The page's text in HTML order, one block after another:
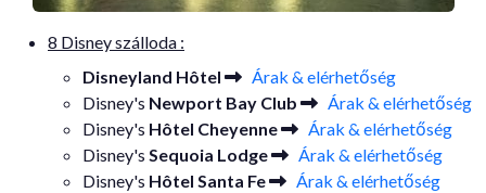
8 Disney szálloda :
Disneyland Hôtel
Árak & elérhetőség
Disney's Newport Bay Club
Árak & elérhetőség
Disney's Hôtel Cheyenne
Árak & elérhetőség
Disney's Sequoia Lodge
Árak & elérhetőség
Disney's Hôtel Santa Fe
Árak & elérhetőség